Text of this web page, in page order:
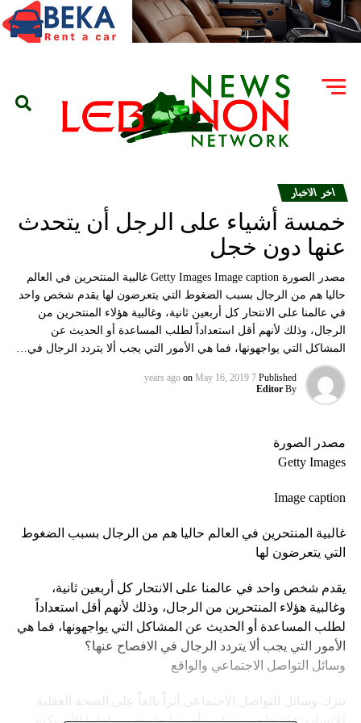
اخر الاخبار
خمسة أشياء على الرجل أن يتحدث
عنها دون خجل
مصدر الصورة Getty Images Image caption غالبية المنتحرين في العالم
حاليا هم من الرجال بسبب الضغوط التي يتعرضون لها يقدم شخص واحد
في عالمنا على الانتحار كل أربعين ثانية، وغالبية هؤلاء المنتحرين من
الرجال، وذلك لأنهم أقل استعداداً لطلب المساعدة أو الحديث عن
المشاكل التي يواجهونها، فما هي الأمور التي يجب ألا يتردد الرجال في…
Published
7 years ago
on May 16, 2019
By
Editor
مصدر الصورة
Getty Images
Image caption
غالبية المنتحرين في العالم حاليا هم من الرجال بسبب الضغوط
التي يتعرضون لها
يقدم شخص واحد في عالمنا على الانتحار كل أربعين ثانية،
وغالبية هؤلاء المنتحرين من الرجال، وذلك لأنهم أقل استعداداً
لطلب المساعدة أو الحديث عن المشاكل التي يواجهونها، فما هي
الأمور التي يجب ألا يتردد الرجال في الافصاح عنها؟
وسائل التواصل الاجتماعي والواقع
تترك وسائل التواصل الاجتماعي أثراً بالغاً على الصحة العقلية
للإنسان. فقد خلصت دراسة أجرتها جامعة بنسلفانيا الأمريكية